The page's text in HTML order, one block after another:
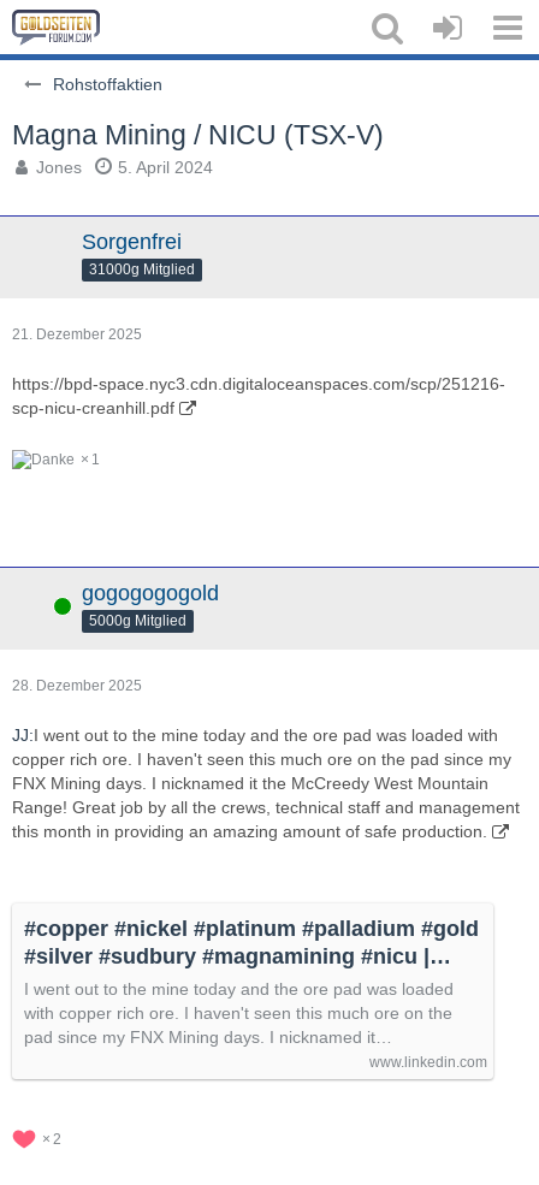
Rohstoffaktien
Magna Mining / NICU (TSX-V)
Jones 5. April 2024
Sorgenfrei
31000g Mitglied
21. Dezember 2025
https://bpd-space.nyc3.cdn.digitaloceanspaces.com/scp/251216-
scp-nicu-creanhill.pdf
1
Online gogogogogold
5000g Mitglied
28. Dezember 2025
JJ:I went out to the mine today and the ore pad was loaded with
copper rich ore. I haven't seen this much ore on the pad since my
FNX Mining days. I nicknamed it the McCreedy West Mountain
Range! Great job by all the crews, technical staff and management
this month in providing an amazing amount of safe production.
#copper #nickel #platinum #palladium #gold
#silver #sudbury #magnamining #nicu |
Jason Jessup | 13 Kommentare
I went out to the mine today and the ore pad was loaded
with copper rich ore. I haven't seen this much ore on the
pad since my FNX Mining days. I nicknamed it…
www.linkedin.com
2